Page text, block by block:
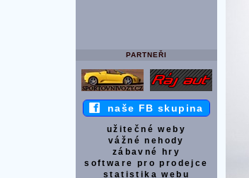
PARTNEŘI
naše FB skupina
užitečné weby
vážné nehody
zábavné hry
software pro prodejce
statistika webu